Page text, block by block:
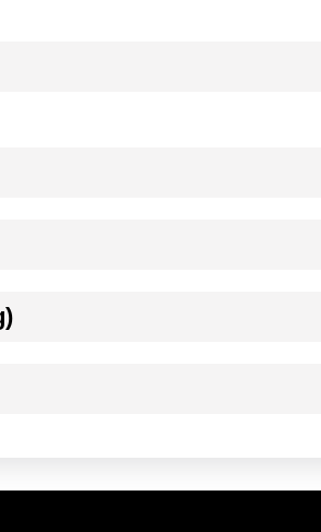
de Transgourmet Opérations